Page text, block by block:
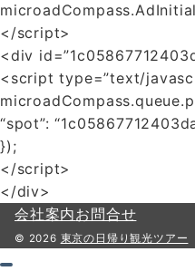
</script>
<div
<script type=”text/
“spot”:
});
</script>
</div>
会社案内お問合せ
© 2026 東京の日帰り観光ツアー